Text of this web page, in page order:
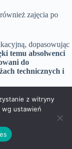
zajęcia po
dopasowując
temu absolwenci
do
technicznych i
są zarówno w
z witryny
wg ustawień